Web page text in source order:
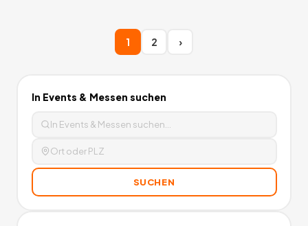
1 2 ›
In Events & Messen suchen
SUCHEN